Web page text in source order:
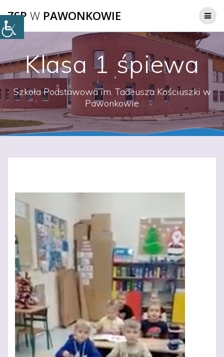
do
ZSP W PAWONKOWIE
Klasa 1 śpiewa
Szkoła Podstawowa im. Tadeusza Kościuszki w
Pawonkowie